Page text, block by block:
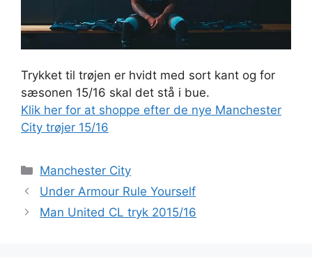
Trykket til trøjen er hvidt med sort kant og for
sæsonen 15/16 skal det stå i bue.
Klik her for at shoppe efter de nye Manchester
City trøjer 15/16
Kategorier
Manchester City
Under Armour Rule Yourself
Man United CL tryk 2015/16